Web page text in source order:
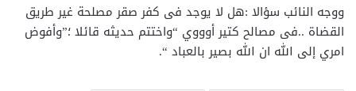
ووجه النائب سؤالا :هل لا يوجد فى كفر صقر مصلحة غير طريق
القضاة ..فى مصالح كتير أوووي “واختتم حديثه قائلا ؛”وأفوض
امري إلى الله ان الله بصير بالعباد “.